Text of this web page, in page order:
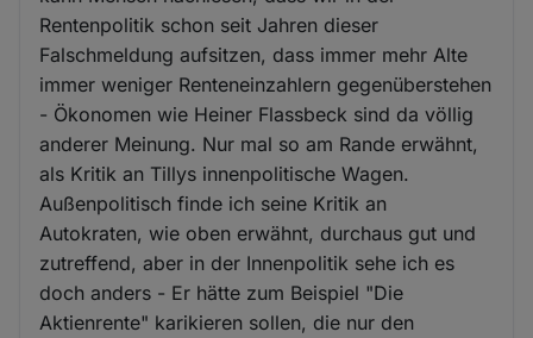
Rentenpolitik schon seit Jahren dieser
Falschmeldung aufsitzen, dass immer mehr Alte
immer weniger Renteneinzahlern gegenüberstehen
- Ökonomen wie Heiner Flassbeck sind da völlig
anderer Meinung. Nur mal so am Rande erwähnt,
als Kritik an Tillys innenpolitische Wagen.
Außenpolitisch finde ich seine Kritik an
Autokraten, wie oben erwähnt, durchaus gut und
zutreffend, aber in der Innenpolitik sehe ich es
doch anders - Er hätte zum Beispiel "Die
Aktienrente" karikieren sollen, die nur den